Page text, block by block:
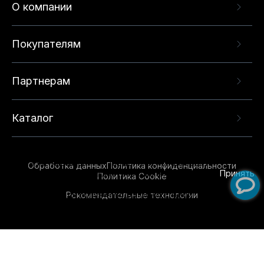
О компании
Покупателям
Партнерам
Каталог
Обработка данныхПолитика конфиденциальности
Политика Cookie
Рекомендательные технологии
опыта на нашем сайте. Продолжая использовать
данный сайт, вы соглашаетесь с использованием
технологий. Для получения дополнительной
Принять